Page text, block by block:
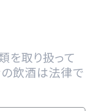
を取り扱って
飲酒は法律で